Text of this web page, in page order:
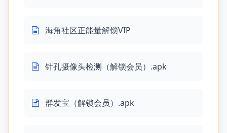
海角社区正能量解锁VIP
针孔摄像头检测（解锁会员）.apk
群发宝（解锁会员）.apk